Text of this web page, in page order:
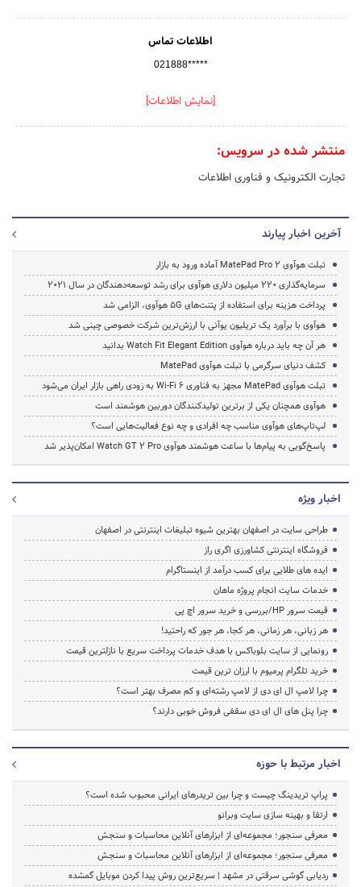
اطلاعات تماس
021888*****
[نمایش اطلاعات]
منتشر شده در سرویس:
تجارت الکترونیک و فناوری اطلاعات
آخرین اخبار پیارند
تبلت هوآوی MatePad Pro 2 آماده ورود به بازار
سرمایه‌گذاری 220 میلیون دلاری هوآوی برای رشد توسعه‌دهندگان در سال 2021
پرداخت هزینه برای استفاده از پتنت‌های 5G هوآوی، الزامی شد
هوآوی با برآورد یک تریلیون یوآنی با ارزش‌ترین شرکت خصوصی چینی شد
هر آن چه باید درباره هوآوی Watch Fit Elegant Edition بدانید
کشف دنیای سرگرمی با تبلت هوآوی MatePad
تبلت هوآوی MatePad مجهز به فناوری Wi-Fi 6 به زودی راهی بازار ایران می‌شود
هوآوی همچنان یکی از برترین تولیدکنندگان دوربین هوشمند است
لپ‌تاپ‌های هوآوی مناسب چه افرادی و چه نوع فعالیت‌هایی است؟
پاسخ‌گویی به پیام‌ها با ساعت هوشمند هوآوی Watch GT 2 Pro امکان‌پذیر شد
اخبار ویژه
طراحی سایت در اصفهان بهترین شیوه تبلیغات اینترنتی در اصفهان
فروشگاه اینترنتی کشاورزی اگری راز
ایده های طلایی برای کسب درآمد از اینستاگرام
خدمات سایت انجام پروژه ماهان
قیمت سرور HP/بررسی و خرید سرور اچ پی
هر زبانی، هر زمانی، هر کجا، هر جور که راحتید!
رونمایی از سایت بلوباکس با هدف خدمات پرداخت سریع با نازلترین قیمت
خرید تلگرام پرمیوم با ارزان ترین قیمت
چرا لامپ ال ای دی از لامپ رشته‌ای و کم مصرف بهتر است؟
چرا پنل های ال ای دی سقفی فروش خوبی دارند؟
اخبار مرتبط با حوزه
پراپ تریدینگ چیست و چرا بین تریدرهای ایرانی محبوب شده است؟
ارتقا و بهینه سازی سایت وبرانو
معرفی سنجور؛ مجموعه‌ای از ابزارهای آنلاین محاسبات و سنجش
معرفی سنجور؛ مجموعه‌ای از ابزارهای آنلاین محاسبات و سنجش
ردیابی گوشی سرقتی در مشهد | سریع‌ترین روش پیدا کردن موبایل گمشده